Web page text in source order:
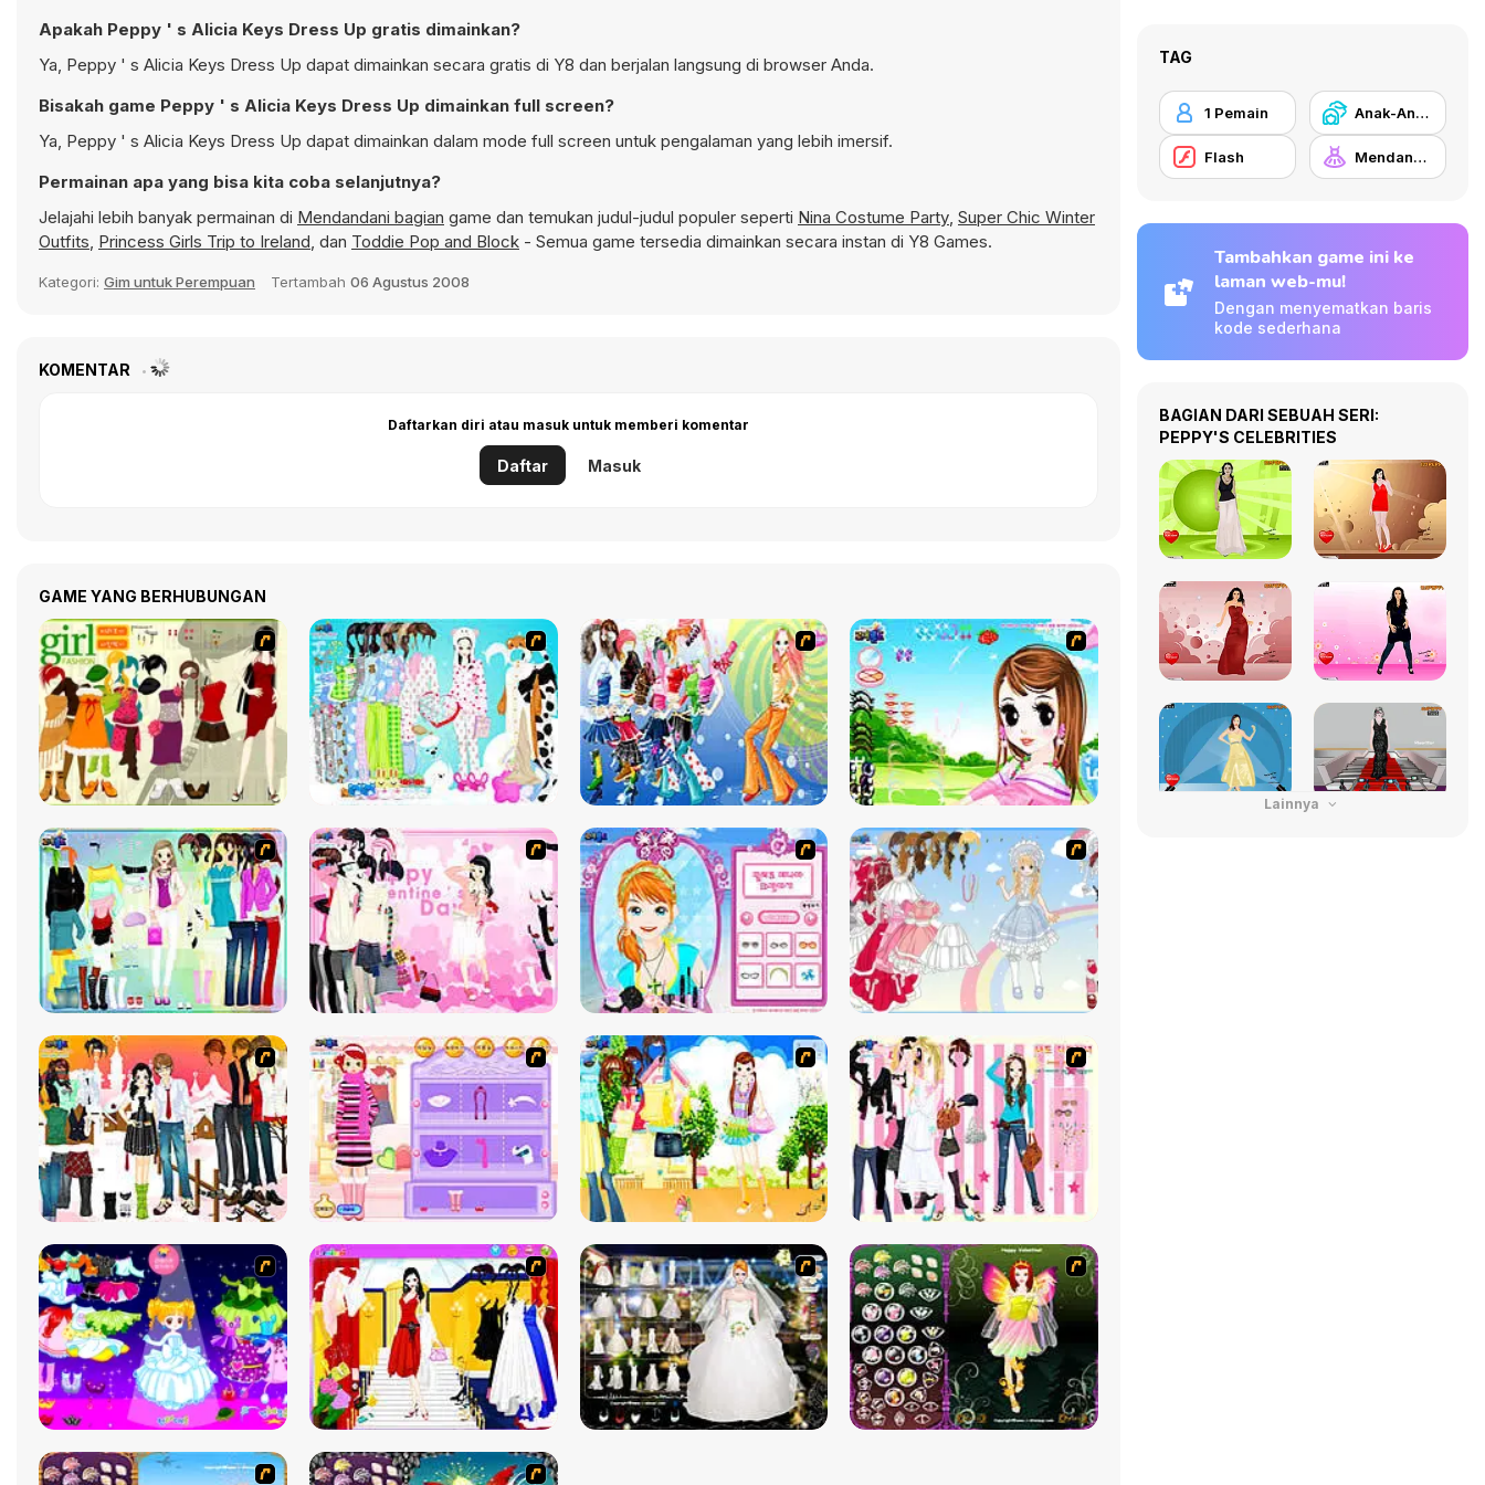
Apakah Peppy ' s Alicia Keys Dress Up gratis dimainkan?
Ya, Peppy ' s Alicia Keys Dress Up dapat dimainkan secara gratis di Y8 dan berjalan langsung di browser Anda.
Bisakah game Peppy ' s Alicia Keys Dress Up dimainkan full screen?
Ya, Peppy ' s Alicia Keys Dress Up dapat dimainkan dalam mode full screen untuk pengalaman yang lebih imersif.
Permainan apa yang bisa kita coba selanjutnya?
Jelajahi lebih banyak permainan di Mendandani bagian game dan temukan judul-judul populer seperti Nina Costume Party, Super Chic Winter
Outfits, Princess Girls Trip to Ireland, dan Toddie Pop and Block - Semua game tersedia dimainkan secara instan di Y8 Games.
Kategori: Gim untuk Perempuan Tertambah 06 Agustus 2008
KOMENTAR
Daftarkan diri atau masuk untuk memberi komentar
Daftar Masuk
GAME YANG BERHUBUNGAN
TAG
1 Pemain Anak-Anak
Flash Mendandani
Tambahkan game ini ke
laman web-mu!
Dengan menyematkan baris
kode sederhana
BAGIAN DARI SEBUAH SERI:
PEPPY'S CELEBRITIES
Lainnya